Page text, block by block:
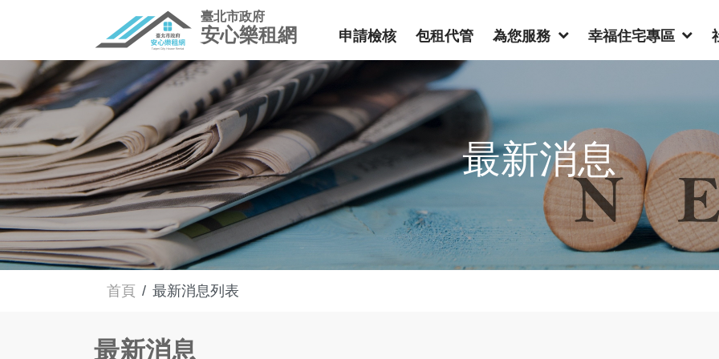
臺北市政府
安心樂租網 申請檢核 包租代管 為您服務 幸福住宅專區
最新消息
首頁 最新消息列表
最新消息